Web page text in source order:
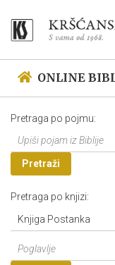
ONLINE
Pretraga po pojmu:
Pretraži
Pretraga po knjizi:
Knjiga Postanka